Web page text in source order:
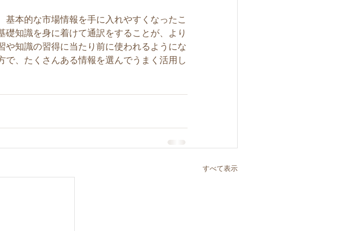
本的な市場情報を手に入れやすくなったこ
知識を身に着けて通訳をすることが、より
知識の習得に当たり前に使われるようにな
、たくさんある情報を選んでうまく活用し
すべて表示